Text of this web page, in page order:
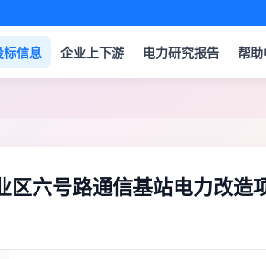
标信息 企业上下游 电力研究报告 帮
区六号路通信基站电力改造